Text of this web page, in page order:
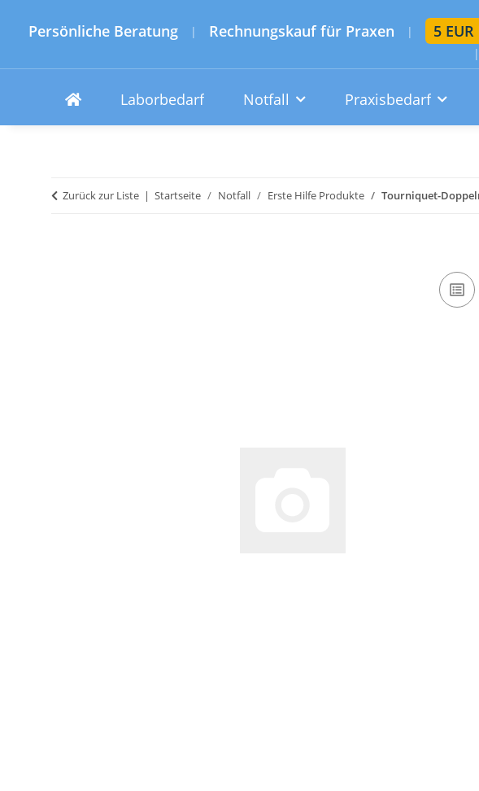
Persönliche Beratung | Rechnungskauf für Praxen | 5
|
Laborbedarf Notfall Praxisbedarf
Konto
Zurück zur Liste Startseite Notfall Erste Hilfe Produkte Tourniquet-